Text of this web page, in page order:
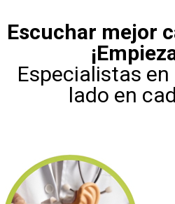
Escuchar mejor
Especialistas
lado en